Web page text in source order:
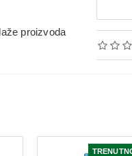
proizvoda